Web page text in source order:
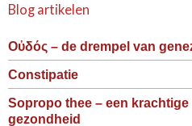
Blog artikelen
Οὐδός – de drempel van
Constipatie
Sopropo thee – een
gezondheid